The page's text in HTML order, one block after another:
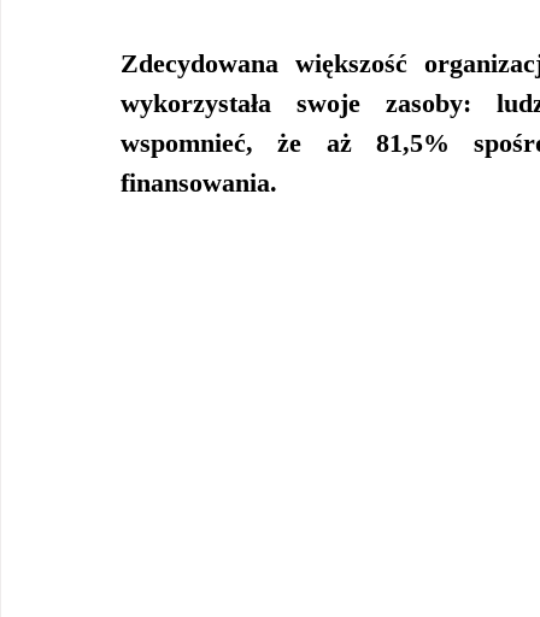
Zdecydowana większość
wykorzystała swoje zasoby:
wspomnieć, że aż 81,5%
finansowania.